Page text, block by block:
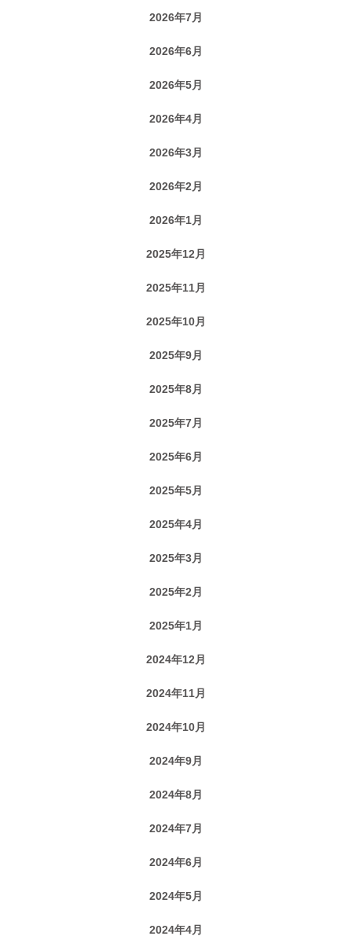
2026年7月
2026年6月
2026年5月
2026年4月
2026年3月
2026年2月
2026年1月
2025年12月
2025年11月
2025年10月
2025年9月
2025年8月
2025年7月
2025年6月
2025年5月
2025年4月
2025年3月
2025年2月
2025年1月
2024年12月
2024年11月
2024年10月
2024年9月
2024年8月
2024年7月
2024年6月
2024年5月
2024年4月